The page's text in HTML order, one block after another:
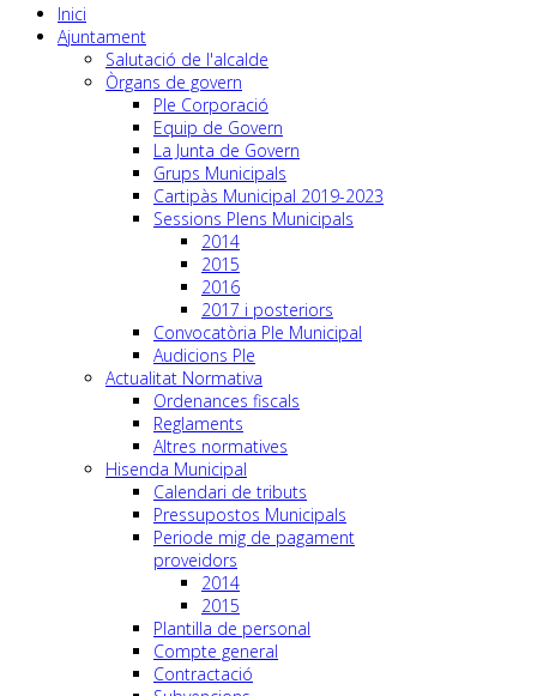
Inici
Ajuntament
Salutació de l'alcalde
Òrgans de govern
Ple Corporació
Equip de Govern
La Junta de Govern
Grups Municipals
Cartipàs Municipal 2019-2023
Sessions Plens Municipals
2014
2015
2016
2017 i posteriors
Convocatòria Ple Municipal
Audicions Ple
Actualitat Normativa
Ordenances fiscals
Reglaments
Altres normatives
Hisenda Municipal
Calendari de tributs
Pressupostos Municipals
Periode mig de pagament
proveidors
2014
2015
Plantilla de personal
Compte general
Contractació